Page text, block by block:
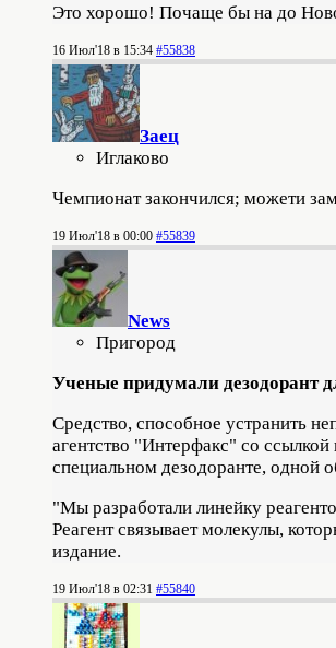
Это хорошо! Почаще бы на до
16 Июл'18 в 15:34 #55838
Заец
Иглаково
Чемпионат закончился; можети
19 Июл'18 в 00:00 #55839
News
Пригород
Ученые придумали дезодорант
Средство, способное устранить
агентство "Интерфакс" со
специальном дезодоранте, одной
"Мы разработали линейку
Реагент связывает молекулы,
издание.
19 Июл'18 в 02:31 #55840